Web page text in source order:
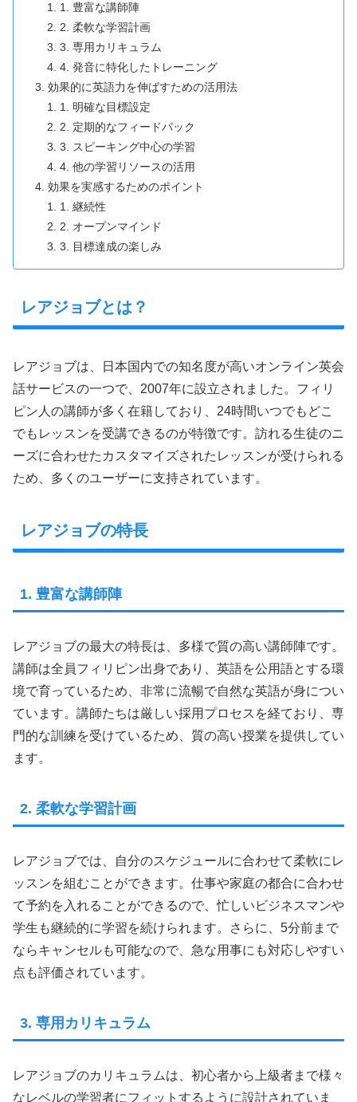
1. 豊富な講師陣
2. 柔軟な学習計画
3. 専用カリキュラム
4. 発音に特化したトレーニング
効果的に英語力を伸ばすための活用法
1. 明確な目標設定
2. 定期的なフィードバック
3. スピーキング中心の学習
4. 他の学習リソースの活用
効果を実感するためのポイント
1. 継続性
2. オープンマインド
3. 目標達成の楽しみ
レアジョブとは？
レアジョブは、日本国内での知名度が高いオンライン英会
話サービスの一つで、2007年に設立されました。フィリ
ピン人の講師が多く在籍しており、24時間いつでもどこ
でもレッスンを受講できるのが特徴です。訪れる生徒のニ
ーズに合わせたカスタマイズされたレッスンが受けられる
ため、多くのユーザーに支持されています。
レアジョブの特長
1. 豊富な講師陣
レアジョブの最大の特長は、多様で質の高い講師陣です。
講師は全員フィリピン出身であり、英語を公用語とする環
境で育っているため、非常に流暢で自然な英語が身につい
ています。講師たちは厳しい採用プロセスを経ており、専
門的な訓練を受けているため、質の高い授業を提供してい
ます。
2. 柔軟な学習計画
レアジョブでは、自分のスケジュールに合わせて柔軟にレ
ッスンを組むことができます。仕事や家庭の都合に合わせ
て予約を入れることができるので、忙しいビジネスマンや
学生も継続的に学習を続けられます。さらに、5分前まで
ならキャンセルも可能なので、急な用事にも対応しやすい
点も評価されています。
3. 専用カリキュラム
レアジョブのカリキュラムは、初心者から上級者まで様々
なレベルの学習者にフィットするように設計されていま